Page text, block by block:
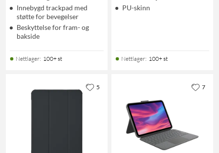
Innebygd trackpad med
støtte for bevegelser
Beskyttelse for fram- og
bakside
Nettlager: 100+ st
PU-skinn
Nettlager: 100+ st
5 7